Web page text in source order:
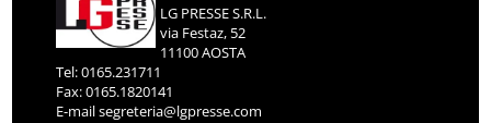
LG PRESSE S.R.L.
via Festaz, 52
11100 AOSTA
Tel: 0165.231711
Fax: 0165.1820141
E-mailsegreteria@lgpresse.com